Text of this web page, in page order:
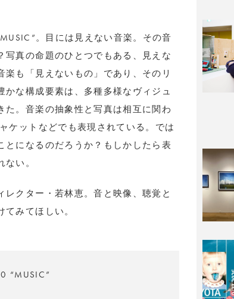
。目には見えない音楽。その音
真の命題のひとつでもある、見えな
も「見えないもの」であり、そのリ
な構成要素は、多種多様なヴィジュ
。音楽の抽象性と写真は相互に関わ
ケットなどでも表現されている。では
になるのだろうか？もしかしたら表
い。
クター・若林恵。音と映像、聴覚と
みてほしい。
“MUSIC”